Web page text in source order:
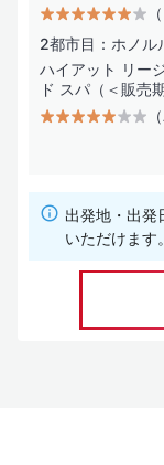
2都市目：ホノル
ハイアット リー
ド スパ（＜販売
出発地・出発
いただけます。